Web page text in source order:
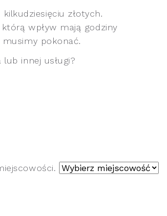
złotych.
wpływ mają godziny
pokonać.
innej usługi?